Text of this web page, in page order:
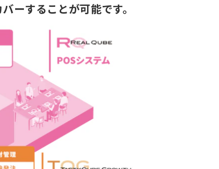
することが可能です。